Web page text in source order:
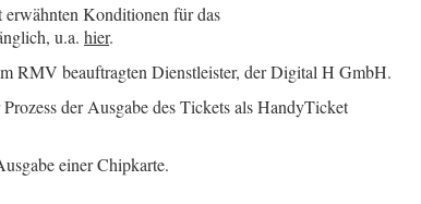
erwähnten Konditionen für das
u.a. hier.
RMV beauftragten Dienstleister, der Digital H GmbH.
der Ausgabe des Tickets als HandyTicket
einer Chipkarte.